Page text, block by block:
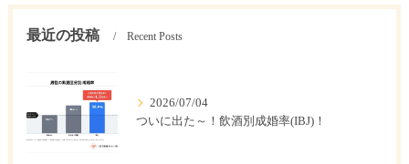
最近の投稿 Recent Posts
2026/07/04
ついに出た～！飲酒別成婚率(IBJ)！